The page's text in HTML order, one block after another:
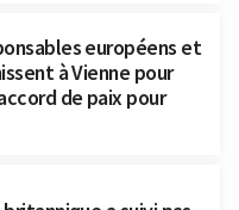
européens et
à Vienne pour
de paix pour